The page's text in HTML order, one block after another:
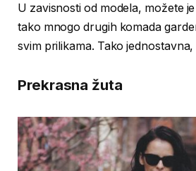
U zavisnosti od modela, možete
tako mnogo drugih komada
svim prilikama. Tako
Prekrasna žuta